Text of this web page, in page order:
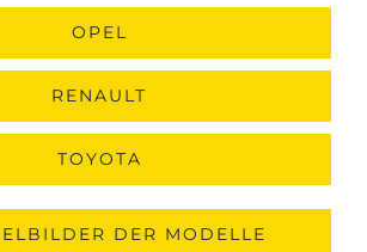
OPEL
RENAULT
TOYOTA
DER MODELLE